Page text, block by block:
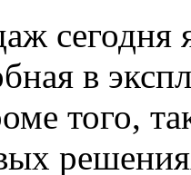
сегодня
в
того,